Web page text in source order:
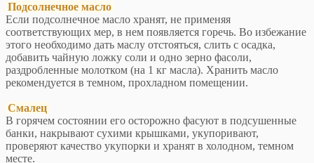
Подсолнечное масло
Если подсолнечное масло хранят, не применяя
соответствующих мер, в нем появляется горечь. Во избежание
этого необходимо дать маслу отстояться, слить с осадка,
добавить чайную ложку соли и одно зерно фасоли,
раздробленные молотком (на 1 кг масла). Хранить масло
рекомендуется в темном, прохладном помещении.
Смалец
В горячем состоянии его осторожно фасуют в подсушенные
банки, накрывают сухими крышками, укупоривают,
проверяют качество укупорки и хранят в холодном, темном
месте.